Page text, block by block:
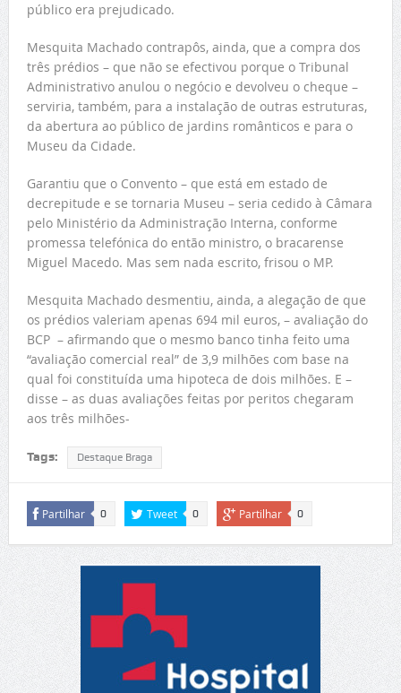
público era prejudicado.
Mesquita Machado contrapôs, ainda, que a compra dos
três prédios – que não se efectivou porque o Tribunal
Administrativo anulou o negócio e devolveu o cheque –
serviria, também, para a instalação de outras estruturas,
da abertura ao público de jardins românticos e para o
Museu da Cidade.
Garantiu que o Convento – que está em estado de
decrepitude e se tornaria Museu – seria cedido à Câmara
pelo Ministério da Administração Interna, conforme
promessa telefónica do então ministro, o bracarense
Miguel Macedo. Mas sem nada escrito, frisou o MP.
Mesquita Machado desmentiu, ainda, a alegação de que
os prédios valeriam apenas 694 mil euros, – avaliação do
BCP – afirmando que o mesmo banco tinha feito uma
“avaliação comercial real” de 3,9 milhões com base na
qual foi constituída uma hipoteca de dois milhões. E –
disse – as duas avaliações feitas por peritos chegaram
aos três milhões-
Tags: Destaque Braga
Partilhar 0 Tweet 0 Partilhar 0